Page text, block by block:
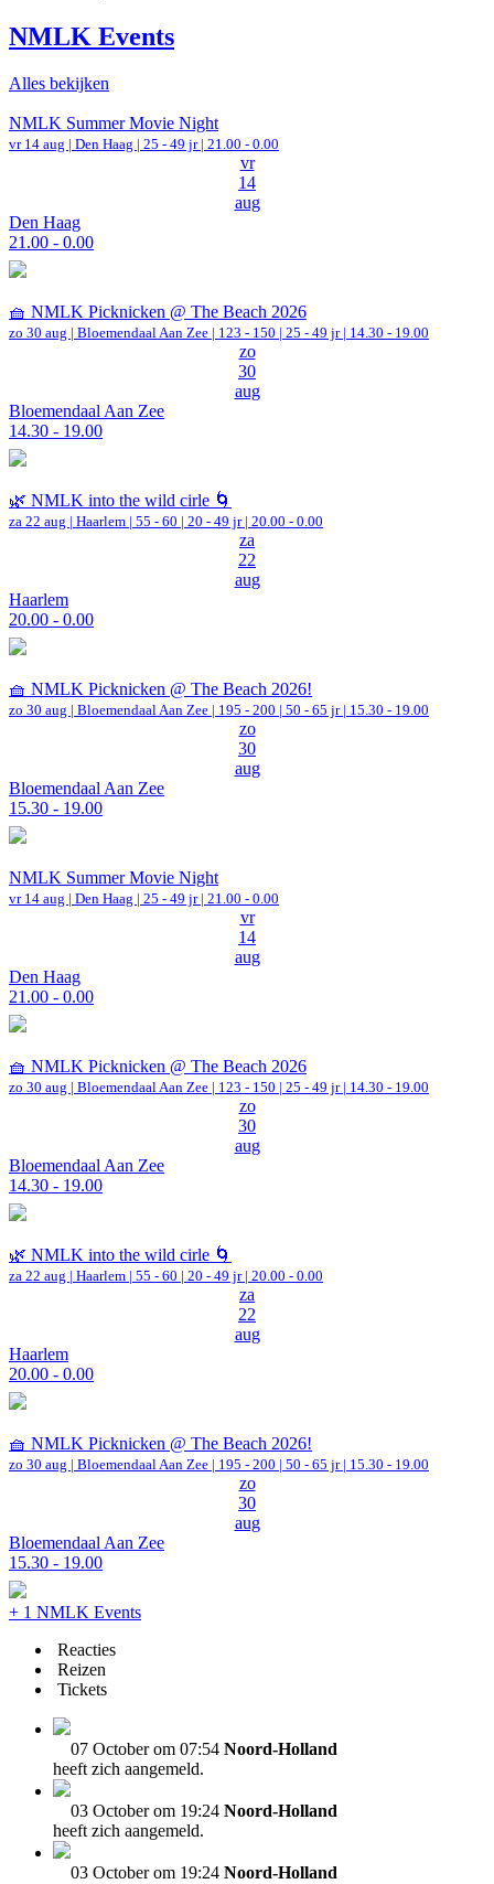
NMLK Events
Alles bekijken
NMLK Summer Movie Night
vr 14 aug | Den Haag | 25 - 49 jr | 21.00 - 0.00
vr
14
aug
Den Haag
21.00 - 0.00
🧺 NMLK Picknicken @ The Beach 2026
zo 30 aug | Bloemendaal Aan Zee | 123 - 150 | 25 - 49 jr | 14.30 - 19.00
zo
30
aug
Bloemendaal Aan Zee
14.30 - 19.00
🌿 NMLK into the wild cirle 🌀
za 22 aug | Haarlem | 55 - 60 | 20 - 49 jr | 20.00 - 0.00
za
22
aug
Haarlem
20.00 - 0.00
🧺 NMLK Picknicken @ The Beach 2026!
zo 30 aug | Bloemendaal Aan Zee | 195 - 200 | 50 - 65 jr | 15.30 - 19.00
zo
30
aug
Bloemendaal Aan Zee
15.30 - 19.00
NMLK Summer Movie Night
vr 14 aug | Den Haag | 25 - 49 jr | 21.00 - 0.00
vr
14
aug
Den Haag
21.00 - 0.00
🧺 NMLK Picknicken @ The Beach 2026
zo 30 aug | Bloemendaal Aan Zee | 123 - 150 | 25 - 49 jr | 14.30 - 19.00
zo
30
aug
Bloemendaal Aan Zee
14.30 - 19.00
🌿 NMLK into the wild cirle 🌀
za 22 aug | Haarlem | 55 - 60 | 20 - 49 jr | 20.00 - 0.00
za
22
aug
Haarlem
20.00 - 0.00
🧺 NMLK Picknicken @ The Beach 2026!
zo 30 aug | Bloemendaal Aan Zee | 195 - 200 | 50 - 65 jr | 15.30 - 19.00
zo
30
aug
Bloemendaal Aan Zee
15.30 - 19.00
+ 1 NMLK Events
Reacties
Reizen
Tickets
07 October om 07:54 Noord-Holland
heeft zich aangemeld.
03 October om 19:24 Noord-Holland
heeft zich aangemeld.
03 October om 19:24 Noord-Holland